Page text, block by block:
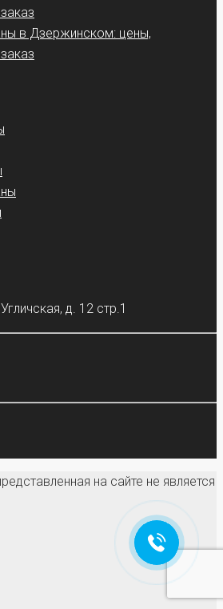
в Дзержинском: цены,
д. 12 стр.1
на сайте не является